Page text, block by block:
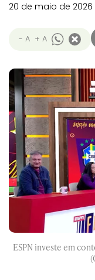
20 de maio de 2026
- A + A
ESPN investe em